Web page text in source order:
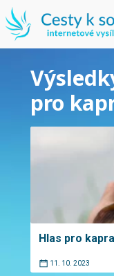
pro
Hlas pro
11. 10. 2023